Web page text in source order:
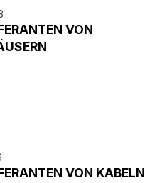
VON
VON KABELN